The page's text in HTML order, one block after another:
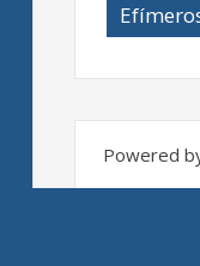
Powered